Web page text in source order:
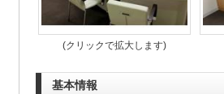
(クリックで拡大します)
基本情報